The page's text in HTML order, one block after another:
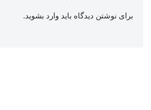
برای نوشتن دیدگاه باید وارد بشوید.